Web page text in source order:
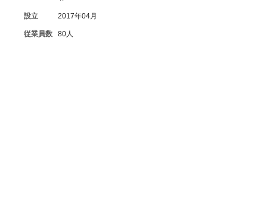
設立 2017年04月
従業員数 80人